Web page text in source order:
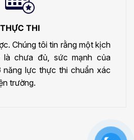
THỰC THI
Chúng tôi tin rằng một kịch
là chưa đủ, sức mạnh của
năng lực thực thi chuẩn xác
trường.